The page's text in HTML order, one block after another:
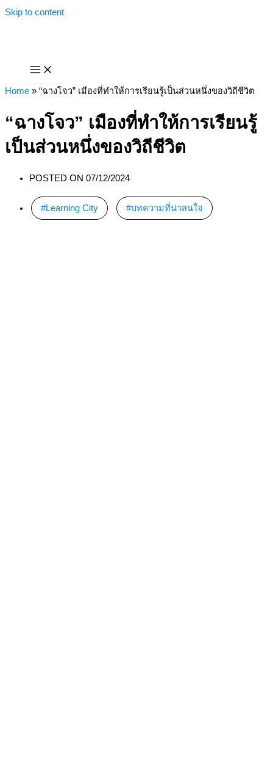
Skip to content
Home » “ฉางโจว” เมืองที่ทำให้การเรียนรู้เป็นส่วนหนึ่งของวิถีชีวิต
“ฉางโจว” เมืองที่ทำให้การเรียนรู้
เป็นส่วนหนึ่งของวิถีชีวิต
POSTED ON 07/12/2024
Learning City บทความที่น่าสนใจ